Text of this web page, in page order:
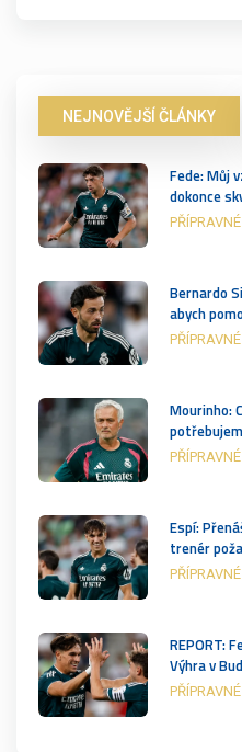
NEJNOVĚJŠÍ ČLÁNKY
Fede: Můj
dokonce
Bernardo
abych
Mourinho:
Espí:
trenér
REPORT:
Výhra v